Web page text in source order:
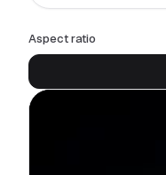
Aspect ratio